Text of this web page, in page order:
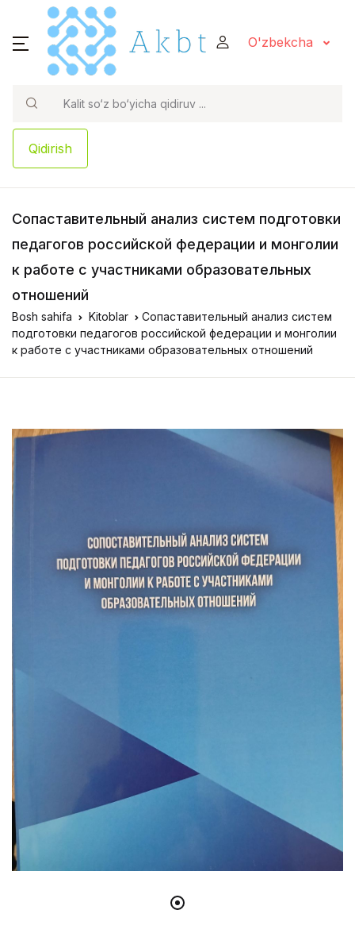
O'zbekcha
Qidirish
Сопаставительный анализ систем подготовки
педагогов российской федерации и монголии
к работе с участниками образовательных
отношений
Bosh sahifa Kitoblar
Сопаставительный анализ систем
подготовки педагогов российской федерации и монголии
к работе с участниками образовательных отношений